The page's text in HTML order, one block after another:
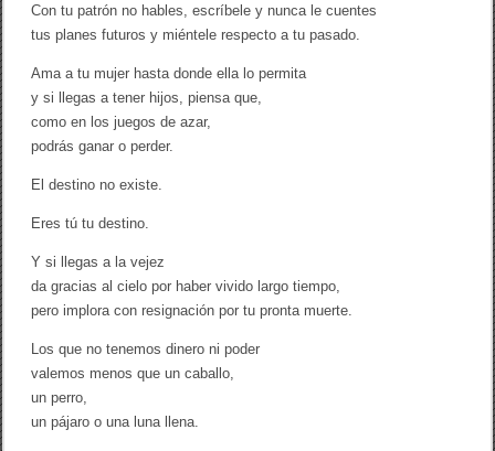
Con tu patrón no hables, escríbele y nunca le cuentes
tus planes futuros y miéntele respecto a tu pasado.
Ama a tu mujer hasta donde ella lo permita
y si llegas a tener hijos, piensa que,
como en los juegos de azar,
podrás ganar o perder.
El destino no existe.
Eres tú tu destino.
Y si llegas a la vejez
da gracias al cielo por haber vivido largo tiempo,
pero implora con resignación por tu pronta muerte.
Los que no tenemos dinero ni poder
valemos menos que un caballo,
un perro,
un pájaro o una luna llena.